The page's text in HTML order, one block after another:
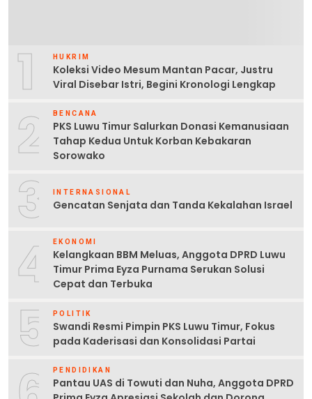
1 HUKRIM
Koleksi Video Mesum Mantan Pacar, Justru
Viral Disebar Istri, Begini Kronologi Lengkap
2 BENCANA
PKS Luwu Timur Salurkan Donasi Kemanusiaan
Tahap Kedua Untuk Korban Kebakaran
Sorowako
3 INTERNASIONAL
Gencatan Senjata dan Tanda Kekalahan Israel
4 EKONOMI
Kelangkaan BBM Meluas, Anggota DPRD Luwu
Timur Prima Eyza Purnama Serukan Solusi
Cepat dan Terbuka
5 POLITIK
Swandi Resmi Pimpin PKS Luwu Timur, Fokus
pada Kaderisasi dan Konsolidasi Partai
PENDIDIKAN
Pantau UAS di Towuti dan Nuha, Anggota DPRD